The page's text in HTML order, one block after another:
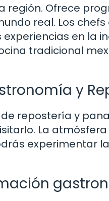
región. Ofrece
real. Los
en la
tradicional
y
repostería y
La
experimentar